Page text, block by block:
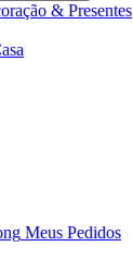
& Presentes
Meus Pedidos